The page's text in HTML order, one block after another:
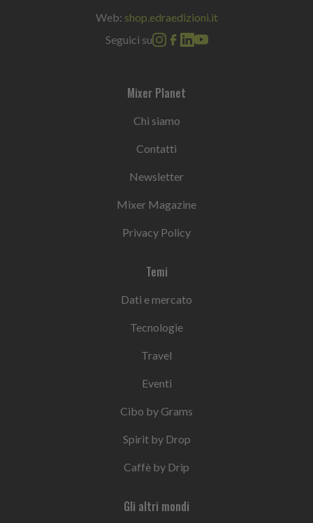
Web: shop.edraedizioni.it
Seguici su
Mixer Planet
Chi siamo
Contatti
Newsletter
Mixer Magazine
Privacy Policy
Temi
Dati e mercato
Tecnologie
Travel
Eventi
Cibo by Grams
Spirit by Drop
Caffè by Drip
Gli altri mondi